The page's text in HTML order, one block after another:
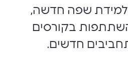
למידת שפה חדשה,
בקורסים
חדשים.